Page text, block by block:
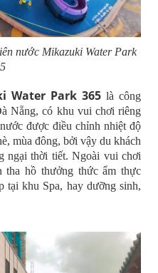
nước Mikazuki Water Park
Water Park 365 là công
Nẵng, có khu vui chơi riêng
được điều chỉnh nhiệt độ
mùa đông, bởi vậy du khách
ngại thời tiết. Ngoài vui chơi
tha hồ thưởng thức ẩm thực
tại khu Spa, hay dưỡng sinh,